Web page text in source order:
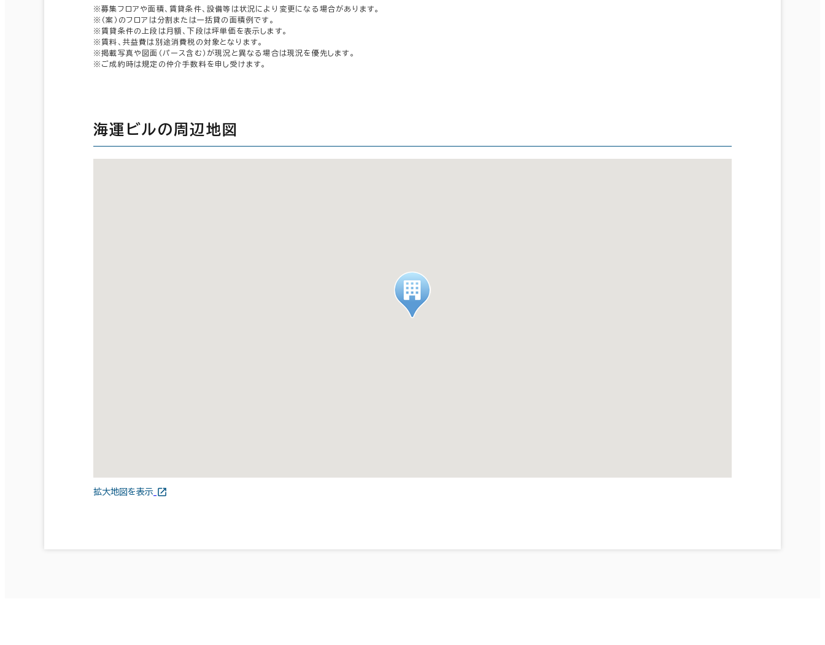
※募集フロアや面積、賃貸条件、設備等は状況により変更になる場合があります。
※（案）のフロアは分割または一括貸の面積例です。
※賃貸条件の上段は月額、下段は坪単価を表示します。
※賃料、共益費は別途消費税の対象となります。
※掲載写真や図面（パース含む）が現況と異なる場合は現況を優先します。
※ご成約時は規定の仲介手数料を申し受けます。
海運ビルの周辺地図
拡大地図を表示